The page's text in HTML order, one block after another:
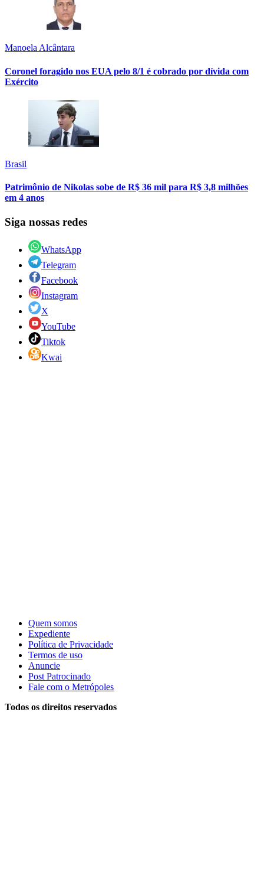
Manoela Alcântara
Coronel foragido nos EUA pelo 8/1 é cobrado por dívida com
Exército
Brasil
Patrimônio de Nikolas sobe de R$ 36 mil para R$ 3,8 milhões
em 4 anos
Siga nossas redes
WhatsApp
Telegram
Facebook
Instagram
X
YouTube
Tiktok
Kwai
Quem somos
Expediente
Política de Privacidade
Termos de uso
Anuncie
Post Patrocinado
Fale com o Metrópoles
Todos os direitos reservados